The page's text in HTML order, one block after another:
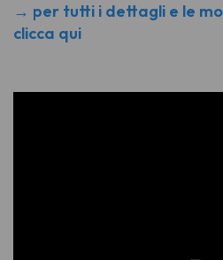
→ per tutti i dettagli e le
clicca qui